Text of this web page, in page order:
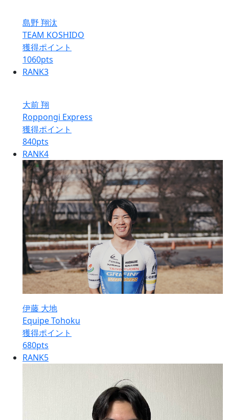
島野 翔汰
TEAM KOSHIDO
獲得ポイント
1060pts
RANK3
大前 翔
Roppongi Express
獲得ポイント
840pts
RANK4
伊藤 大地
Equipe Tohoku
獲得ポイント
680pts
RANK5